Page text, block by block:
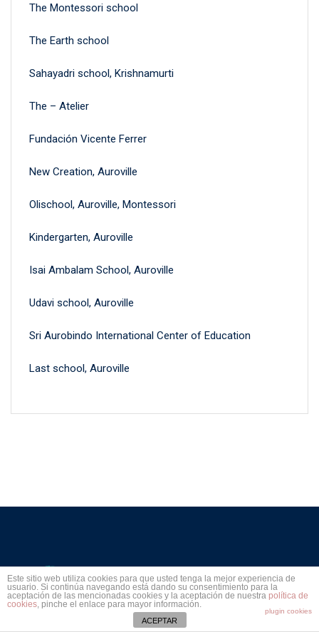
The Montessori school
The Earth school
Sahayadri school, Krishnamurti
The – Atelier
Fundación Vicente Ferrer
New Creation, Auroville
Olischool, Auroville, Montessori
Kindergarten, Auroville
Isai Ambalam School, Auroville
Udavi school, Auroville
Sri Aurobindo International Center of Education
Last school, Auroville
Este sitio web utiliza cookies para que usted tenga la mejor experiencia de
usuario. Si continúa navegando está dando su consentimiento para la
aceptación de las mencionadas cookies y la aceptación de nuestra política de
cookies, pinche el enlace para mayor información.
plugin cookies
ACEPTAR